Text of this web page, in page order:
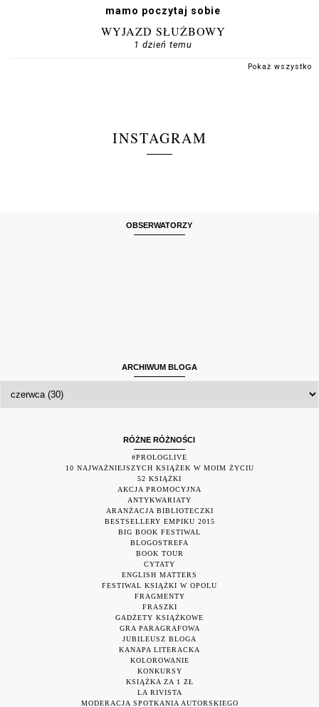
mamo poczytaj sobie
WYJAZD SŁUŻBOWY
1 dzień temu
Pokaż wszystko
INSTAGRAM
OBSERWATORZY
ARCHIWUM BLOGA
RÓŻNE RÓŻNOŚCI
#PROLOGLIVE
10 NAJWAŻNIEJSZYCH KSIĄŻEK W MOIM ŻYCIU
52 KSIĄŻKI
AKCJA PROMOCYJNA
ANTYKWARIATY
ARANŻACJA BIBLIOTECZKI
BESTSELLERY EMPIKU 2015
BIG BOOK FESTIWAL
BLOGOSTREFA
BOOK TOUR
CYTATY
ENGLISH MATTERS
FESTIWAL KSIĄŻKI W OPOLU
FRAGMENTY
FRASZKI
GADŻETY KSIĄŻKOWE
GRA PARAGRAFOWA
JUBILEUSZ BLOGA
KANAPA LITERACKA
KOLOROWANIE
KONKURSY
KSIĄŻKA ZA 1 ZŁ
LA RIVISTA
MODERACJA SPOTKANIA AUTORSKIEGO